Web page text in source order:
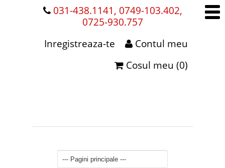
031-438.1141, 0749-103.402,
0725-930.757
Contul meu
Inregistreaza-te
Cosul meu (0)